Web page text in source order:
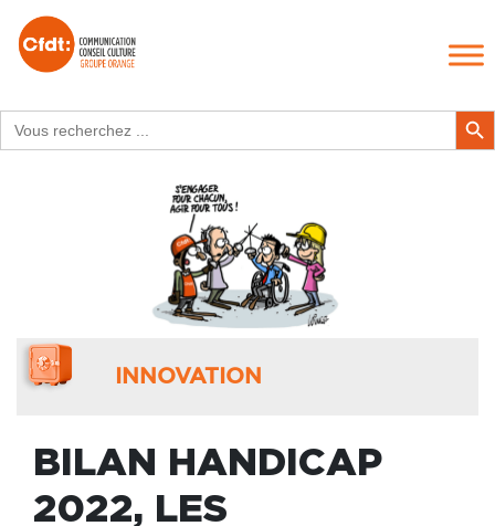
for:
Search
INNOVATION
BILAN HANDICAP
2022, LES